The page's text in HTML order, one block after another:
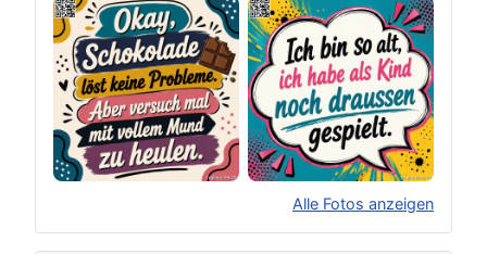
Alle Fotos anzeigen